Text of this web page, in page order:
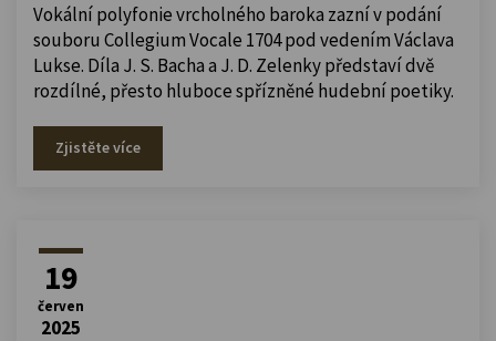
Vokální polyfonie vrcholného baroka zazní v podání
souboru Collegium Vocale 1704 pod vedením Václava
Lukse. Díla J. S. Bacha a J. D. Zelenky představí dvě
rozdílné, přesto hluboce spřízněné hudební poetiky.
Zjistěte více
19
červen
2025